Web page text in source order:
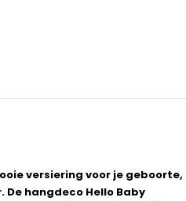
versiering voor je geboorte,
hangdeco Hello Baby